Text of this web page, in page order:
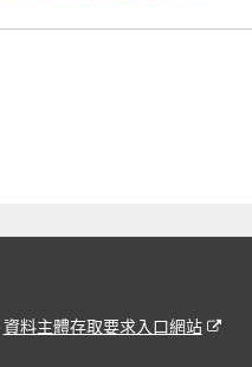
資料主體存取要求入口網站